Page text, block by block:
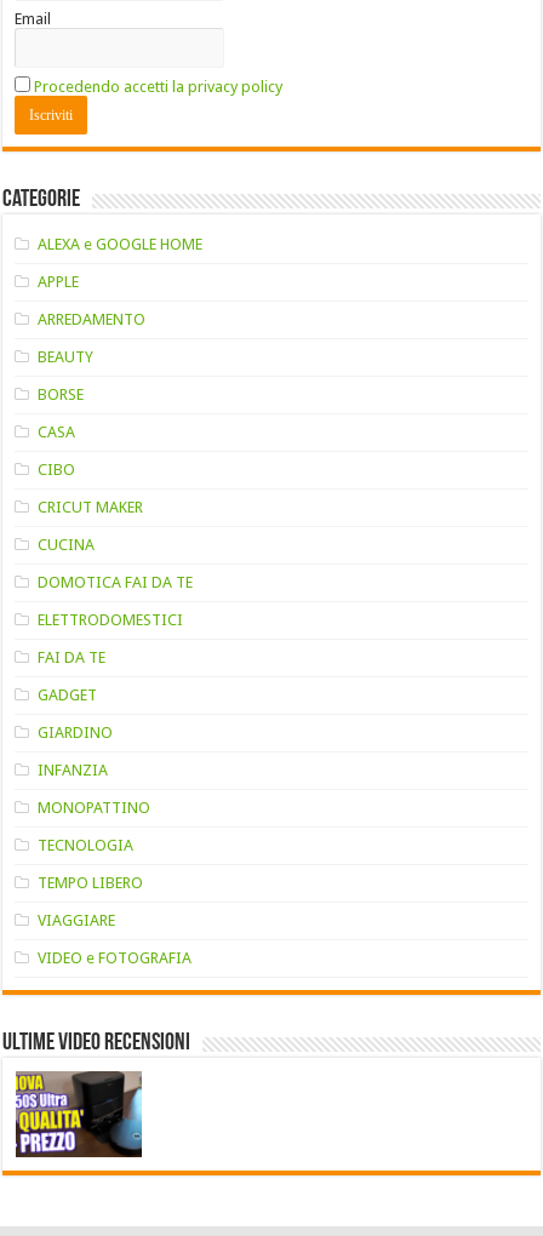
Email
Procedendo accetti la privacy policy
Categorie
ALEXA e GOOGLE HOME
APPLE
ARREDAMENTO
BEAUTY
BORSE
CASA
CIBO
CRICUT MAKER
CUCINA
DOMOTICA FAI DA TE
ELETTRODOMESTICI
FAI DA TE
GADGET
GIARDINO
INFANZIA
MONOPATTINO
TECNOLOGIA
TEMPO LIBERO
VIAGGIARE
VIDEO e FOTOGRAFIA
Ultime VIDEO RECENSIONI